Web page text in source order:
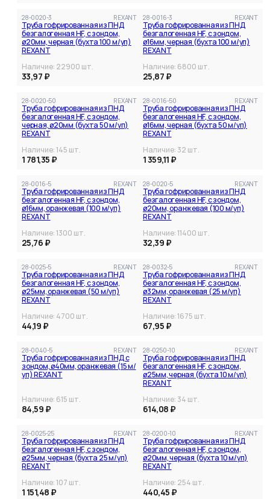
28-0020-3 REXANT
Труба гофрированная из ПНД
безгалогенная HF, с зондом,
ø20мм, черная (бухта 100 м/уп)
REXANT
Наличие: 22900 шт.
33,97 ₽
28-0016-3 REXANT
Труба гофрированная из ПНД
безгалогенная HF, с зондом,
ø16мм, черная (бухта 100 м/уп)
REXANT
Наличие: 6800 шт.
25,87 ₽
28-0020-50 REXANT
Труба гофрированная из ПНД
безгалогенная HF, с зондом,
черная, ø20мм (бухта 50 м/уп)
REXANT
Наличие:145 шт.
1 781,35 ₽
28-0016-50 REXANT
Труба гофрированная из ПНД
безгалогенная HF, с зондом,
ø16мм, черная (бухта 50 м/уп)
REXANT
Наличие: 32 шт.
1 359,11 ₽
28-0016-5 REXANT
Труба гофрированная из ПНД
безгалогенная HF, с зондом,
ø16мм, оранжевая (100 м/уп)
REXANT
Наличие:1300 шт.
25,76 ₽
28-0020-5 REXANT
Труба гофрированная из ПНД
безгалогенная HF, с зондом,
ø20мм, оранжевая (100 м/уп)
REXANT
Наличие:11400 шт.
32,39 ₽
28-0025-5 REXANT
Труба гофрированная из ПНД
безгалогенная HF, с зондом,
ø25мм, оранжевая (50 м/уп)
REXANT
Наличие: 4700 шт.
44,19 ₽
28-0032-5 REXANT
Труба гофрированная из ПНД
безгалогенная HF, с зондом,
ø32мм, оранжевая (25 м/уп)
REXANT
Наличие:1675 шт.
67,95 ₽
28-0040-5 REXANT
Труба гофрированная из ПНД с
зондом, ø40мм, оранжевая (15 м/
уп) REXANT
Наличие: 615 шт.
84,59 ₽
28-0250-10 REXANT
Труба гофрированная из ПНД
безгалогенная HF, с зондом,
ø25мм, черная (бухта 10 м/уп)
REXANT
Наличие: 34 шт.
614,08 ₽
28-0025-25 REXANT
Труба гофрированная из ПНД
безгалогенная HF, с зондом,
ø25мм, черная (бухта 25 м/уп)
REXANT
Наличие:107 шт.
1 151,48 ₽
28-0200-10 REXANT
Труба гофрированная из ПНД
безгалогенная HF, с зондом,
ø20мм, черная (бухтa 10 м/уп)
REXANT
Наличие: 254 шт.
440,45 ₽